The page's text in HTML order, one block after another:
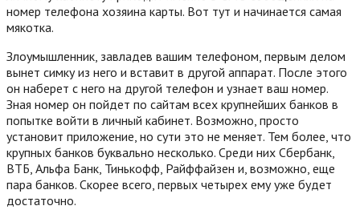
номер телефона хозяина карты. Вот тут и начинается самая
мякотка.
Злоумышленник, завладев вашим телефоном, первым делом
вынет симку из него и вставит в другой аппарат. После этого
он наберет с него на другой телефон и узнает ваш номер.
Зная номер он пойдет по сайтам всех крупнейших банков в
попытке войти в личный кабинет. Возможно, просто
установит приложение, но сути это не меняет. Тем более, что
крупных банков буквально несколько. Среди них Сбербанк,
ВТБ, Альфа Банк, Тинькофф, Райффайзен и, возможно, еще
пара банков. Скорее всего, первых четырех ему уже будет
достаточно.